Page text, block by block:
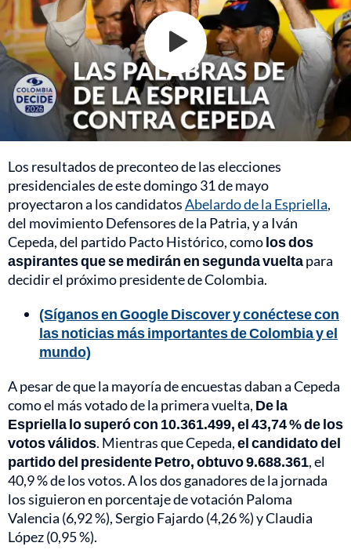
Los resultados de preconteo de las elecciones
presidenciales de este domingo 31 de mayo
proyectaron a los candidatosAbelardo de la Espriella,
del movimiento Defensores de la Patria, y a Iván
Cepeda, del partido Pacto Histórico, comolos dos
aspirantes que se medirán en segunda vueltapara
decidir el próximo presidente de Colombia.
(Síganos en Google Discover y conéctese con
las noticias más importantes de Colombia y el
mundo)
A pesar de que la mayoría de encuestas daban a Cepeda
como el más votado de la primera vuelta, De la
Espriella lo superó con 10.361.499, el 43,74 % de los
votos válidos. Mientras que Cepeda,el candidato del
partido del presidente Petro, obtuvo 9.688.361, el
40,9 % de los votos. A los dos ganadores de la jornada
los siguieron en porcentaje de votación Paloma
Valencia (6,92 %), Sergio Fajardo (4,26 %) y Claudia
López (0,95 %).